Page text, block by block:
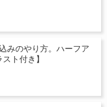
みのやり方。ハーフア
ト付き】